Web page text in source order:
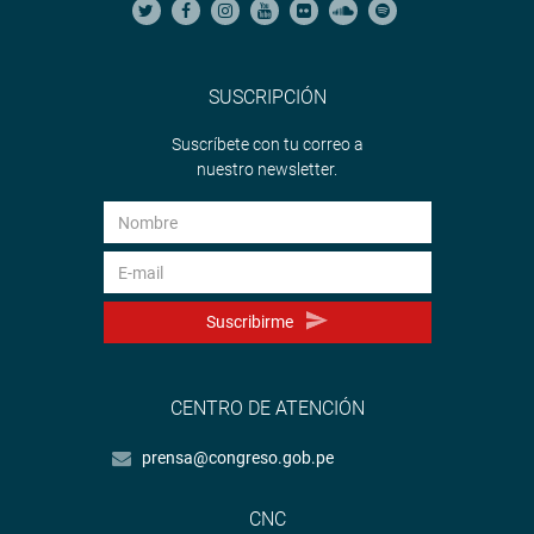
SUSCRIPCIÓN
Suscríbete con tu correo a
nuestro newsletter.
Suscribirme
CENTRO DE ATENCIÓN
prensa@congreso.gob.pe
CNC